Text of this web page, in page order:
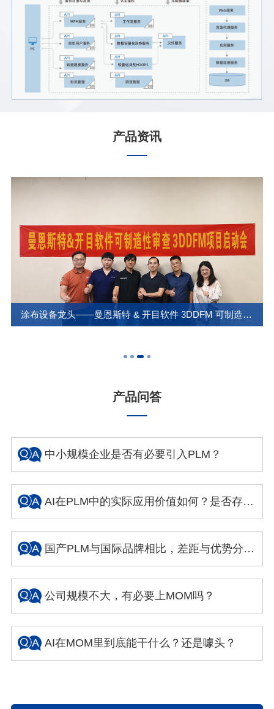
产品资讯
涂布设备龙头——曼恩斯特 & 开目软件 3DDFM 可制造性审查项目正式启动
产品问答
中小规模企业是否有必要引入PLM？
AI在PLM中的实际应用价值如何？是否存在概念炒作成分？
国产PLM与国际品牌相比，差距与优势分别体现在哪些方面？
公司规模不大，有必要上MOM吗？
AI在MOM里到底能干什么？还是噱头？